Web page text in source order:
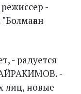
-
- радуется
-
лиц, новые